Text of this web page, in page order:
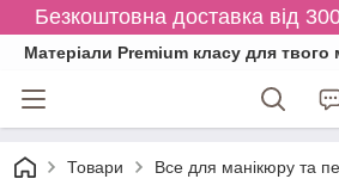
Безкоштовна доставка від
Матеріали Premium класу для твого
Товари Все для манікюру та